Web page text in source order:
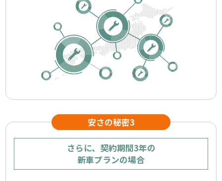
さらに、契約期間3年の
新車プランの場合